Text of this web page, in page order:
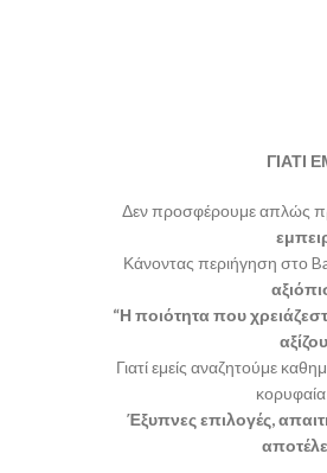
ΓΙΑΤΙ
Δεν προσφέρουμε απλώς
Κάνοντας περιήγηση στο
“Η ποιότητα που
Γιατί εμείς αναζητούμε
κορυφαία
Έξυπνες επιλογές,